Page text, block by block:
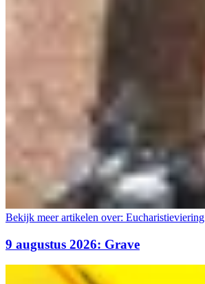
Bekijk meer artikelen over: Eucharistieviering
9 augustus 2026: Grave